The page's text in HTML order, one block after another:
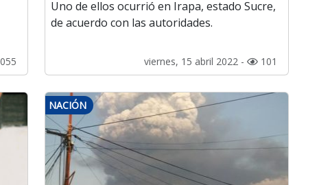
Uno de ellos ocurrió en Irapa, estado Sucre,
de acuerdo con las autoridades.
viernes, 15 abril 2022 - 101
NACIÓN